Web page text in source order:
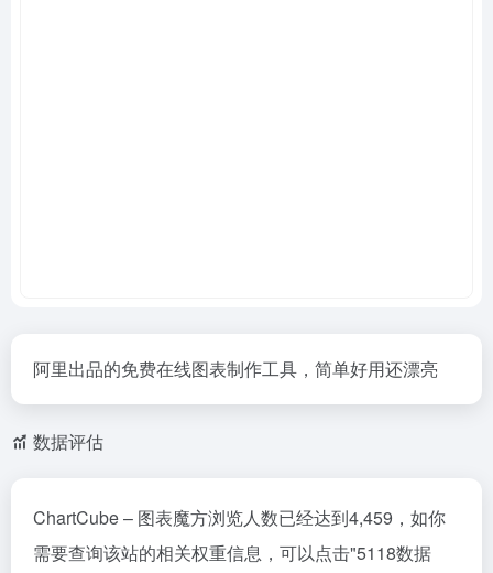
阿里出品的免费在线图表制作工具，简单好用还漂亮
数据评估
ChartCube – 图表魔方浏览人数已经达到4,459，如你
需要查询该站的相关权重信息，可以点击"5118数据